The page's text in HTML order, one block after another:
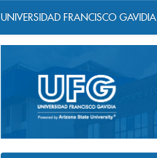
UNIVERSIDAD FRANCISCO GAVIDIA